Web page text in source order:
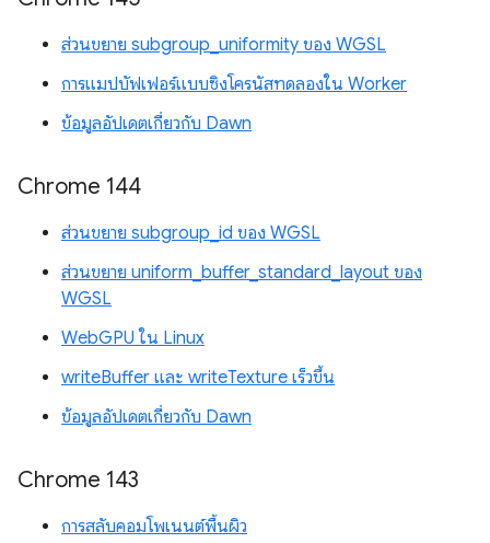
ส่วนขยาย subgroup_uniformity ของ WGSL
การแมปบัฟเฟอร์แบบซิงโครนัสทดลองใน Worker
ข้อมูลอัปเดตเกี่ยวกับ Dawn
Chrome 144
ส่วนขยาย subgroup_id ของ WGSL
ส่วนขยาย uniform_buffer_standard_layout ของ
WGSL
WebGPU ใน Linux
writeBuffer และ writeTexture เร็วขึ้น
ข้อมูลอัปเดตเกี่ยวกับ Dawn
Chrome 143
การสลับคอมโพเนนต์พื้นผิว